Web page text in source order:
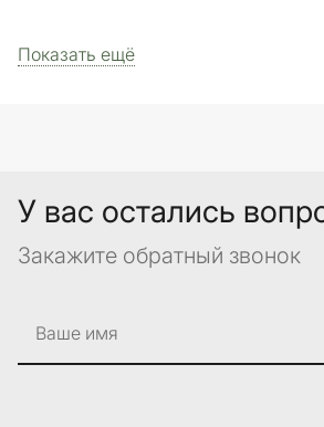
Показать ещё
У вас остались
Закажите обратный звонок
Ваше имя